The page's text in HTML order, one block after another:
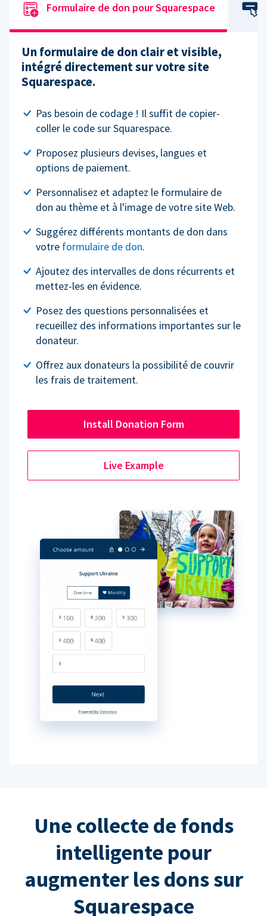
Formulaire de don pour Squarespace
Un formulaire de don clair et visible,
intégré directement sur votre site
Squarespace.
Pas besoin de codage ! Il suffit de copier-
coller le code sur Squarespace.
Proposez plusieurs devises, langues et
options de paiement.
Personnalisez et adaptez le formulaire de
don au thème et à l'image de votre site Web.
Suggérez différents montants de don dans
votre formulaire de don.
Ajoutez des intervalles de dons récurrents et
mettez-les en évidence.
Posez des questions personnalisées et
recueillez des informations importantes sur le
donateur.
Offrez aux donateurs la possibilité de couvrir
les frais de traitement.
Install Donation Form
Live Example
Une collecte de fonds
intelligente pour
augmenter les dons sur
Squarespace